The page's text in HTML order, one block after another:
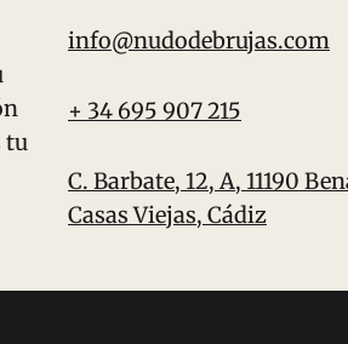
tu
info@nudodebrujas.com
+ 34 695 907 215
C. Barbate, 12, A, 11190
Casas Viejas, Cádiz